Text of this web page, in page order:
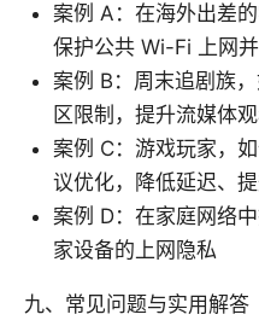
案例 A：在海外出差
保护公共 Wi-Fi 上网
案例 B：周末追剧族
区限制，提升流媒体
案例 C：游戏玩家，
议优化，降低延迟、
案例 D：在家庭网络
家设备的上网隐私
九、常见问题与实用解答